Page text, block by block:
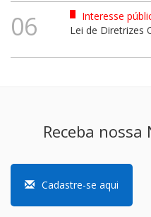
06
Interesse
Lei de Diretrizes
Receba
Cadastre-se aqui